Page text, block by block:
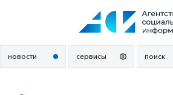
новости сервисы поиск